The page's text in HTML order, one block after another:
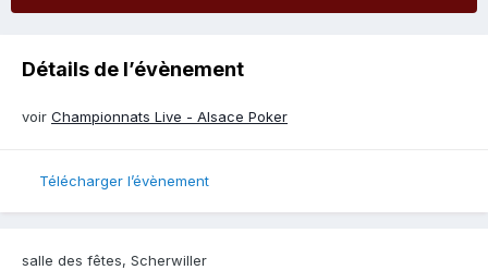
Détails de l’évènement
voir Championnats Live - Alsace Poker
Télécharger l’évènement
salle des fêtes, Scherwiller